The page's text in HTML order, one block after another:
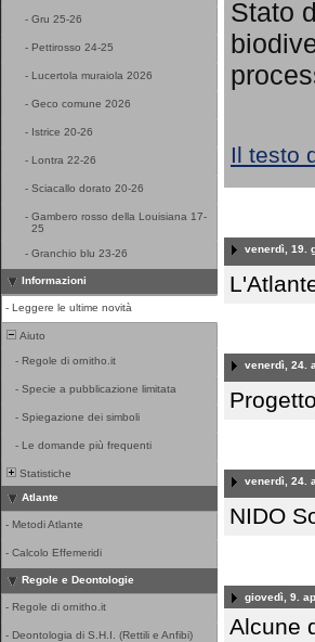
- Gru 25-26
- Pettirosso 24-25
- Lucertola muraiola 2026
- Geco comune 2026
- Istrice 20-26
- Lontra 22-26
- Sciacallo dorato 20-26
- Gambero rosso della Louisiana 17-
25
- Granchio blu 23-26
Informazioni
- Leggere le ultime novità
Aiuto
- Regole di ornitho.it
- Specie a pubblicazione limitata
- Spiegazione dei simboli
- Le domande più frequenti
Statistiche
Atlante
- Metodi Atlante
- Calcolo Effemeridi
Regole e Deontologie
- Regole di ornitho.it
- Deontologia di S.H.I. (Rettili e Anfibi)
Stato
Il testo
venerdì, 19.
venerdì, 24.
venerdì, 24.
NIDO
giovedì, 9.
Alcune